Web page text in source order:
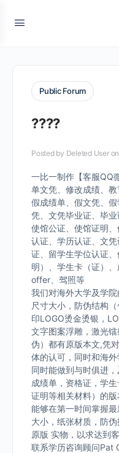
Public Forum
????
Posted by Deleted User
一比一制作【客服QQ
单文凭、修改成绩、教
假成绩单、假文凭、
凭、文凭毕业证、毕业
使馆公证、使馆证明
认证、学历认证、文
证、留学生学位认证
明）、学生卡（证）
offer、驾照等
我们对海外大学及学
尺寸大小，防伪结构
印LOGO烫金烫银，
文字图案浮雕，激光
伪）都有原版本文,凭
体的认可，同时和海外
同时能做到与时俱进
成绩单，资格证，学
证明等相关材料）的版
能够在第一时间掌握
大小，纸张材质，防
原版 实物，以求达到客
联系学历咨询顾问Pat